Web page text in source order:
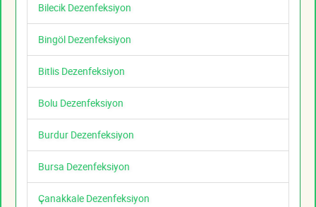
Bilecik Dezenfeksiyon
Bingöl Dezenfeksiyon
Bitlis Dezenfeksiyon
Bolu Dezenfeksiyon
Burdur Dezenfeksiyon
Bursa Dezenfeksiyon
Çanakkale Dezenfeksiyon